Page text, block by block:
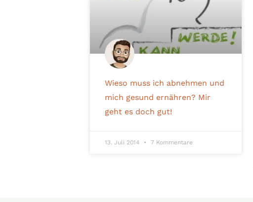
Wieso muss ich abnehmen und
mich gesund ernähren? Mir
geht es doch gut!
13. Juli 2014 7 Kommentare